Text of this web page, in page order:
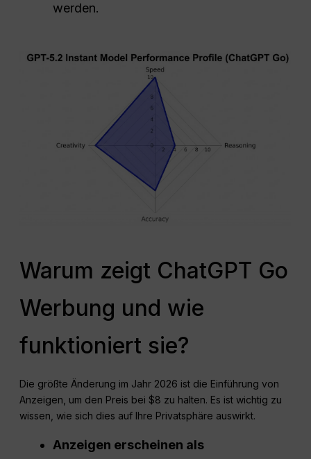
werden.
Warum zeigt ChatGPT Go
Werbung und wie
funktioniert sie?
Die größte Änderung im Jahr 2026 ist die Einführung von
Anzeigen, um den Preis bei $8 zu halten. Es ist wichtig zu
wissen, wie sich dies auf Ihre Privatsphäre auswirkt.
Anzeigen erscheinen als